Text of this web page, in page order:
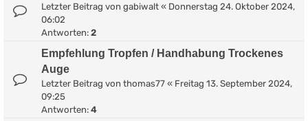
Letzter Beitrag von gabiwalt « Donnerstag 24. Oktober 2024,
06:02
Antworten: 2
Empfehlung Tropfen / Handhabung Trockenes
Auge
Letzter Beitrag von thomas77 « Freitag 13. September 2024,
09:25
Antworten: 4